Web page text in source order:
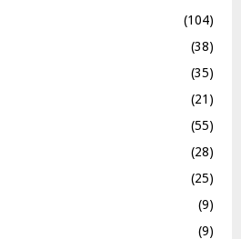
(104)
(38)
(35)
(21)
(55)
(28)
(25)
(9)
(9)